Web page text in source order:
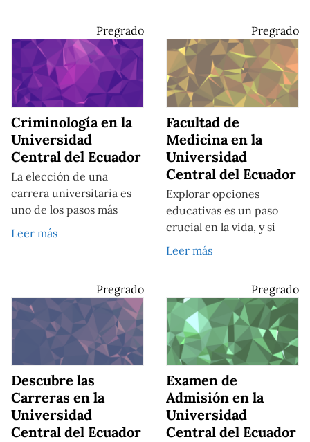
Pregrado
Criminología en la
Universidad
Central del Ecuador
La elección de una
carrera universitaria es
uno de los pasos más
Leer más
Pregrado
Facultad de
Medicina en la
Universidad
Central del Ecuador
Explorar opciones
educativas es un paso
crucial en la vida, y si
Leer más
Pregrado
Descubre las
Carreras en la
Universidad
Central del Ecuador
Pregrado
Examen de
Admisión en la
Universidad
Central del Ecuador